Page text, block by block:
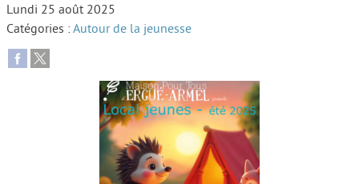
Autour de la jeunesse
Protéger les enfants
Face au handicap
Face au deuil
Lundi 25 août 2025
Catégories :Autour de la jeunesse